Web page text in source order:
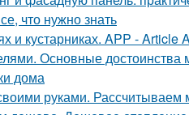
что нужно знать
и кустарниках. APP - Article
Основные достоинства
дома
руками. Рассчитываем